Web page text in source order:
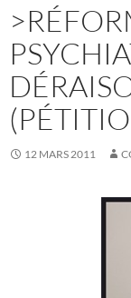
12 MARS 2011